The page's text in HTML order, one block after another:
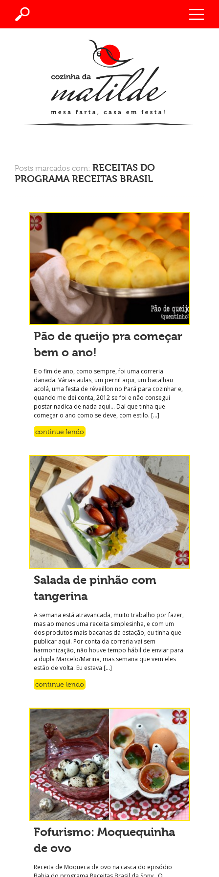
Posts marcados com: RECEITAS DO
PROGRAMA RECEITAS BRASIL
Pão de queijo pra começar
bem o ano!
E o fim de ano, como sempre, foi uma correria
danada. Várias aulas, um pernil aqui, um bacalhau
acolá, uma festa de réveillon no Pará para cozinhar e,
quando me dei conta, 2012 se foi e não consegui
postar nadica de nada aqui… Daí que tinha que
começar o ano como se deve, com estilo. […]
continue lendo
Salada de pinhão com
tangerina
A semana está atravancada, muito trabalho por fazer,
mas ao menos uma receita simplesinha, e com um
dos produtos mais bacanas da estação, eu tinha que
publicar aqui. Por conta da correria vai sem
harmonização, não houve tempo hábil de enviar para
a dupla Marcelo/Marina, mas semana que vem eles
estão de volta. Eu estava […]
continue lendo
Fofurismo: Moquequinha
de ovo
Receita de Moqueca de ovo na casca do episódio